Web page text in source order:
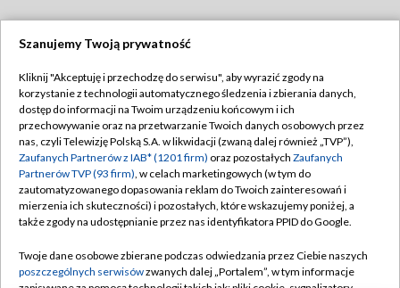
TVP
Abonament TVP
Emisja w TVP
Centrum informacji TVP
Naziemna Telewizja Cyfrowa
Rada Programowa
Regulamin TVP
Polityka prywatności
Moje zgody
Pomoc
Kontakt
Szanujemy Twoją prywatność
Kliknij "Akceptuję i przechodzę do serwisu", aby wyrazić zgody na
korzystanie z technologii automatycznego śledzenia i zbierania danych,
dostęp do informacji na Twoim urządzeniu końcowym i ich
przechowywanie oraz na przetwarzanie Twoich danych osobowych przez
nas, czyli Telewizję Polską S.A. w likwidacji (zwaną dalej również „TVP”),
Zaufanych Partnerów z IAB* (1201 firm) oraz pozostałych Zaufanych
Partnerów TVP (93 firm), w celach marketingowych (w tym do
zautomatyzowanego dopasowania reklam do Twoich zainteresowań i
mierzenia ich skuteczności) i pozostałych, które wskazujemy poniżej, a
także zgody na udostępnianie przez nas identyfikatora PPID do Google.
Twoje dane osobowe zbierane podczas odwiedzania przez Ciebie naszych
poszczególnych serwisówzwanych dalej „Portalem”, w tym informacje